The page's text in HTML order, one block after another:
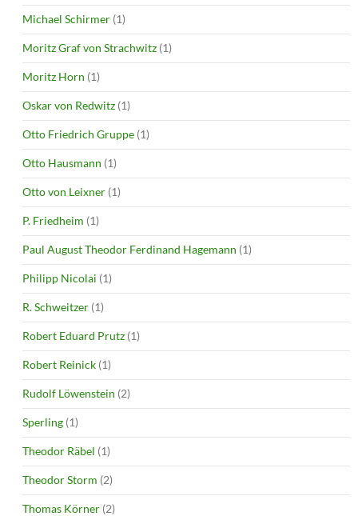
Michael Schirmer (1)
Moritz Graf von Strachwitz (1)
Moritz Horn (1)
Oskar von Redwitz (1)
Otto Friedrich Gruppe (1)
Otto Hausmann (1)
Otto von Leixner (1)
P. Friedheim (1)
Paul August Theodor Ferdinand Hagemann (1)
Philipp Nicolai (1)
R. Schweitzer (1)
Robert Eduard Prutz (1)
Robert Reinick (1)
Rudolf Löwenstein (2)
Sperling (1)
Theodor Räbel (1)
Theodor Storm (2)
Thomas Körner (2)